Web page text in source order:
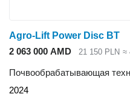
Agro-Lift Power Disc BT
2 063 000 AMD
21 150 PLN ≈
Почвообрабатывающая
2024